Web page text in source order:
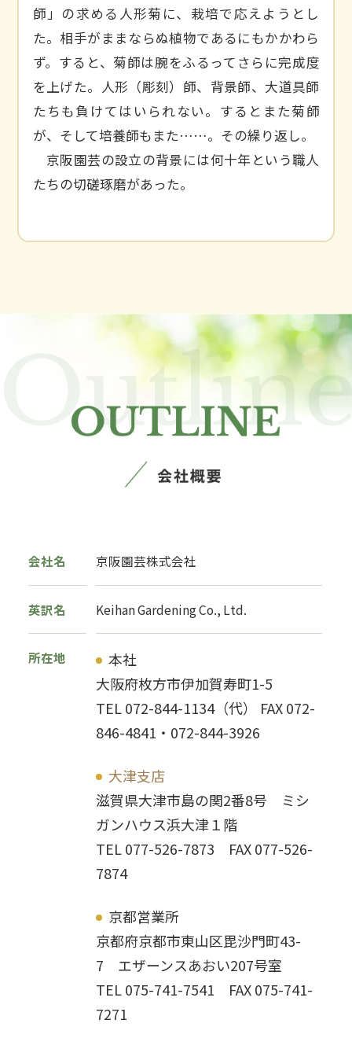
師」の求める人形菊に、栽培で応えようとし
た。相手がままならぬ植物であるにもかかわら
ず。すると、菊師は腕をふるってさらに完成度
を上げた。人形（彫刻）師、背景師、大道具師
たちも負けてはいられない。するとまた菊師
が、そして培養師もまた……。その繰り返し。
京阪園芸の設立の背景には何十年という職人
たちの切磋琢磨があった。
会社名 京阪園芸株式会社
英訳名 Keihan Gardening Co., Ltd.
所在地
本社
大阪府枚方市伊加賀寿町1-5
TEL 072-844-1134（代） FAX 072-
846-4841・072-844-3926
大津支店
滋賀県大津市島の関2番8号 ミシ
ガンハウス浜大津１階
TEL 077-526-7873 FAX 077-526-
7874
京都営業所
京都府京都市東山区毘沙門町43-
7 エザーンスあおい207号室
TEL 075-741-7541 FAX 075-741-
7271